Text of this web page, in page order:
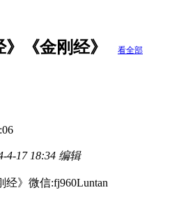
《金刚经》 看全部
4-17 18:34 编辑
》微信:fj960Luntan